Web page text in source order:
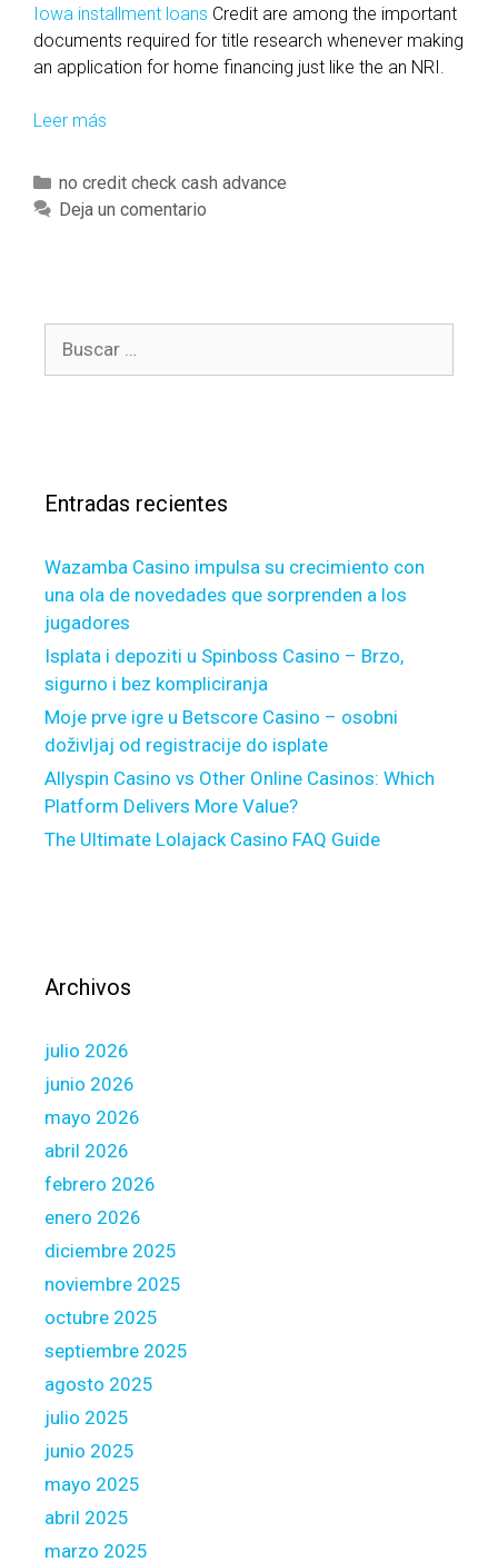
Iowa installment loans Credit are among the important
documents required for title research whenever making
an application for home financing just like the an NRI.
Leer más
r
i
R
d
e
e
d
e
d
o
r
N
R
I
c
a
l
C
a
r
í
no credit check cash advance
Deja un comentario
:Entradas recientes
Wazamba Casino impulsa su crecimiento con
una ola de novedades que sorprenden a los
jugadores
Isplata i depoziti u Spinboss Casino – Brzo,
sigurno i bez kompliciranja
Moje prve igre u Betscore Casino – osobni
doživljaj od registracije do isplate
Allyspin Casino vs Other Online Casinos: Which
Platform Delivers More Value?
The Ultimate Lolajack Casino FAQ Guide
Archivos
julio 2026
junio 2026
mayo 2026
abril 2026
febrero 2026
enero 2026
diciembre 2025
noviembre 2025
octubre 2025
septiembre 2025
agosto 2025
julio 2025
junio 2025
mayo 2025
abril 2025
marzo 2025